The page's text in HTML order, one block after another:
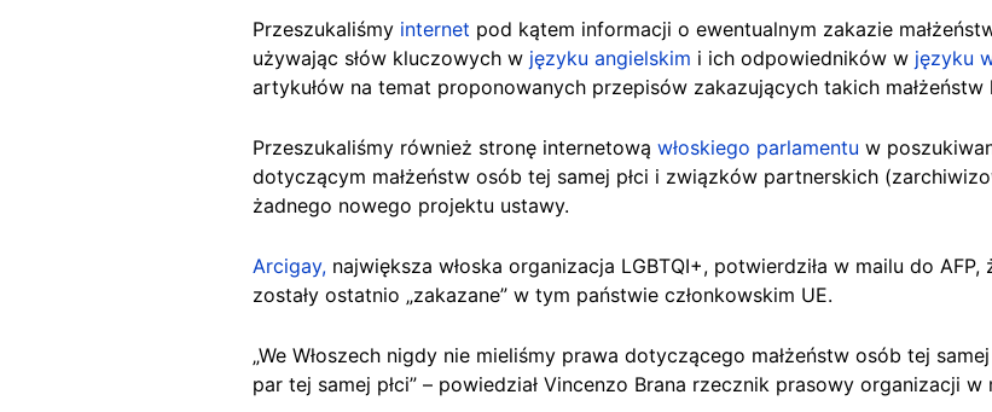
Przeszukaliśmy internet pod kątem informacji o ewentualnym zakazie
używając słów kluczowych w języku angielskim i ich odpowiedników w języku
artykułów na temat proponowanych przepisów zakazujących takich
Przeszukaliśmy również stronę internetową włoskiego parlamentu w
dotyczącym małżeństw osób tej samej płci i związków partnerskich
żadnego nowego projektu ustawy.
Arcigay, największa włoska organizacja LGBTQI+, potwierdziła w mailu do AFP,
zostały ostatnio „zakazane” w tym państwie członkowskim UE.
„We Włoszech nigdy nie mieliśmy prawa dotyczącego małżeństw osób tej
par tej samej płci” – powiedział Vincenzo Brana rzecznik prasowy organizacji w